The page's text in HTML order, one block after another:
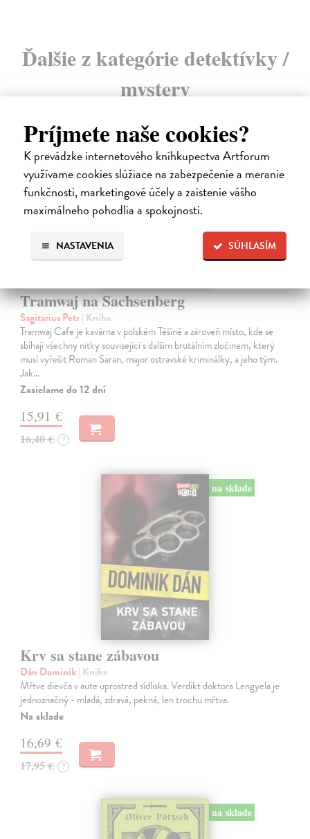
Príjmete naše cookies?
K prevádzke internetového kníhkupectva Artforum
využívame cookies slúžiace na zabezpečenie a meranie
funkčnosti, marketingové účely a zaistenie vášho
maximálneho pohodlia a spokojnosti.
SÚHLASÍM
NASTAVENIA
Ďalšie z kategórie detektívky /
mystery
Tramwaj na Sachsenberg
Sagitarius Petr| Kniha
Tramwaj Cafe je kavárna v polském Těšíně a zároveň místo, kde se
sbíhají všechny nitky související s dalším brutálním zločinem, který
musí vyřešit Roman Saran, major ostravské kriminálky, a jeho tým.
Jak…
Zasielame do 12 dní
15,91 €
16,40 € ?
na sklade
Krv sa stane zábavou
Dán Dominik| Kniha
Mŕtve dievča v aute uprostred sídliska. Verdikt doktora Lengyela je
jednoznačný - mladá, zdravá, pekná, len trochu mŕtva.
Na sklade
16,69 €
17,95 € ?
na sklade